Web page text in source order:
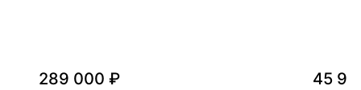
289 000 ₽ 45